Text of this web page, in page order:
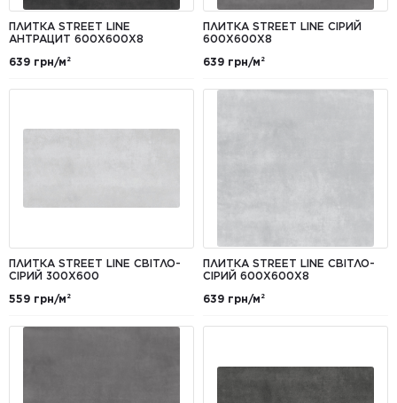
ПЛИТКА STREET LINE
АНТРАЦИТ 600X600X8
639 грн/м²
ПЛИТКА STREET LINE СІРИЙ
600Х600Х8
639 грн/м²
ПЛИТКА STREET LINE СВІТЛО-
СІРИЙ 300X600
559 грн/м²
ПЛИТКА STREET LINE СВІТЛО-
СІРИЙ 600X600X8
639 грн/м²